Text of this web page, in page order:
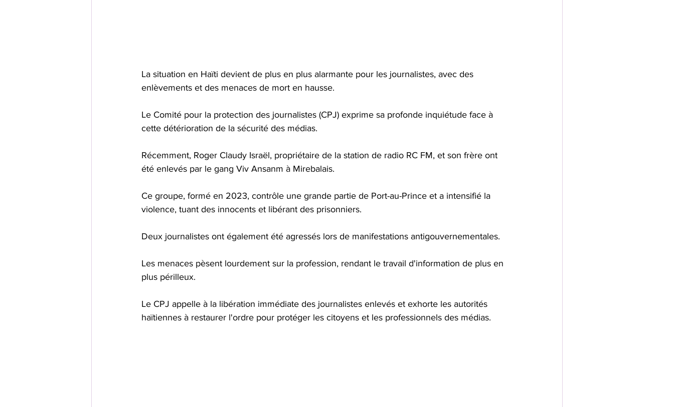
La situation en Haïti devient de plus en plus alarmante pour les journalistes, avec des
enlèvements et des menaces de mort en hausse.
Le Comité pour la protection des journalistes (CPJ) exprime sa profonde inquiétude face à
cette détérioration de la sécurité des médias.
Récemment, Roger Claudy Israël, propriétaire de la station de radio RC FM, et son frère ont
été enlevés par le gang Viv Ansanm à Mirebalais.
Ce groupe, formé en 2023, contrôle une grande partie de Port-au-Prince et a intensifié la
violence, tuant des innocents et libérant des prisonniers.
Deux journalistes ont également été agressés lors de manifestations antigouvernementales.
Les menaces pèsent lourdement sur la profession, rendant le travail d'information de plus en
plus périlleux.
Le CPJ appelle à la libération immédiate des journalistes enlevés et exhorte les autorités
haïtiennes à restaurer l'ordre pour protéger les citoyens et les professionnels des médias.